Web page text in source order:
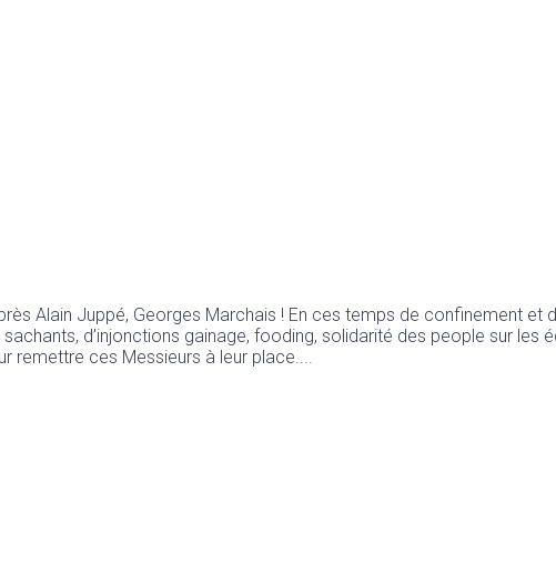
Alain Juppé, Georges Marchais ! En ces temps de confinement
d’injonctions gainage, fooding, solidarité des people sur les
remettre ces Messieurs à leur place.